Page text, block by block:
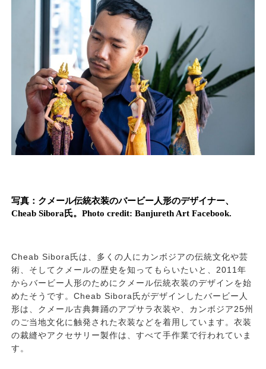
写真：クメール伝統衣装のバービー人形のデザイナー、
Cheab Sibora氏。Photo credit: Banjureth Art Facebook.
Cheab Sibora氏は、多くの人にカンボジアの伝統文化や芸
術、そしてクメールの歴史を知ってもらいたいと、2011年
からバービー人形のためにクメール伝統衣装のデザインを始
めたそうです。Cheab Sibora氏がデザインしたバービー人
形は、クメール古典舞踊のアプサラ衣装や、カンボジア25州
のご当地文化に触発された衣装などを着用しています。衣装
の裁縫やアクセサリー製作は、すべて手作業で行われていま
す。